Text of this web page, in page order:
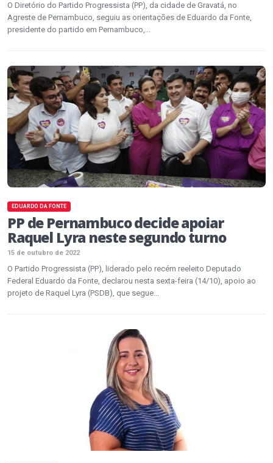
O Diretório do Partido Progressista (PP), da cidade de Gravatá, no
Agreste de Pernambuco, seguiu as orientações de Eduardo da Fonte,
presidente do partido em Pernambuco,...
EDUARDO DA FONTE
PP de Pernambuco decide apoiar
Raquel Lyra neste segundo turno
15 de outubro de 2022
O Partido Progressista (PP), liderado pelo recém reeleito Deputado
Federal Eduardo da Fonte, declarou nesta sexta-feira (14/10), apoio ao
projeto de Raquel Lyra (PSDB), que segue...